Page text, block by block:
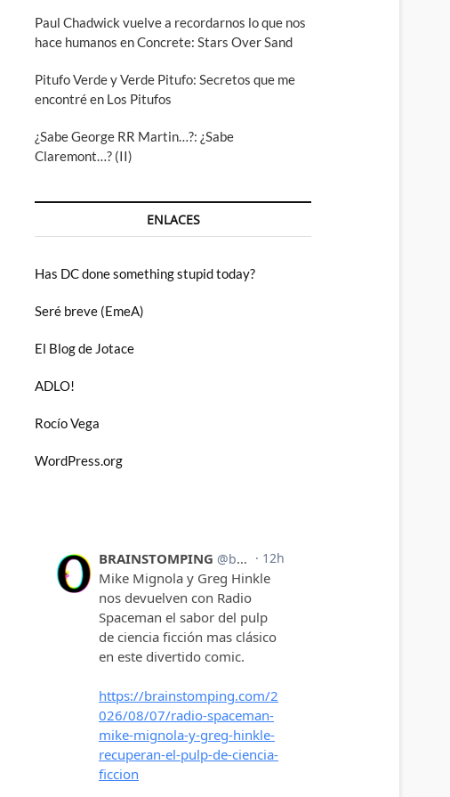
Paul Chadwick vuelve a recordarnos lo que nos
hace humanos en Concrete: Stars Over Sand
Pitufo Verde y Verde Pitufo: Secretos que me
encontré en Los Pitufos
¿Sabe George RR Martin…?: ¿Sabe
Claremont…? (II)
ENLACES
Has DC done something stupid today?
Seré breve (EmeA)
El Blog de Jotace
ADLO!
Rocío Vega
WordPress.org